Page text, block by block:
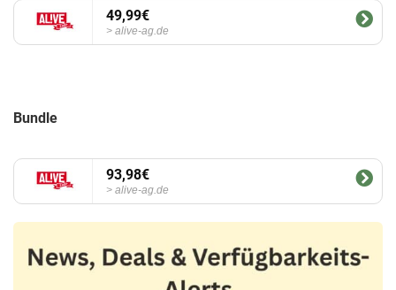
49,99€
alive-ag.de
Bundle
93,98€
alive-ag.de